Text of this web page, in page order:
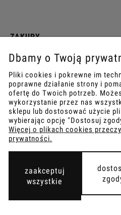
ZAKUPY
INFO
REGULAMINY
COPYRIGHT © 2021
TEMPISH.WYKONANIE:
Dbamy o Twoją
Pliki cookies i pokrewne im
poprawne działanie strony i
ofertę do Twoich potrzeb.
wykorzystanie przez nas
sklepu lub dostosować użycie
wybierając opcję "Dostosuj
Więcej o plikach cookies
prywatności.
zaakceptuj
wszystkie